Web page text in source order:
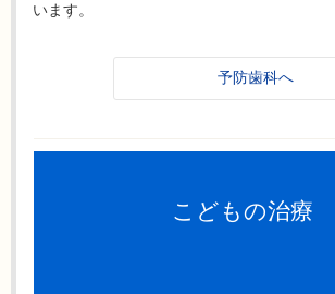
います。
予防歯科へ
こどもの治療